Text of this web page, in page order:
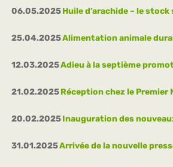
06.05.2025Huile d’arachide – le
25.04.2025Alimentation animale
12.03.2025Adieu à la septième
21.02.2025Réception chez le Premier
20.02.2025Inauguration des
31.01.2025Arrivée de la nouvelle